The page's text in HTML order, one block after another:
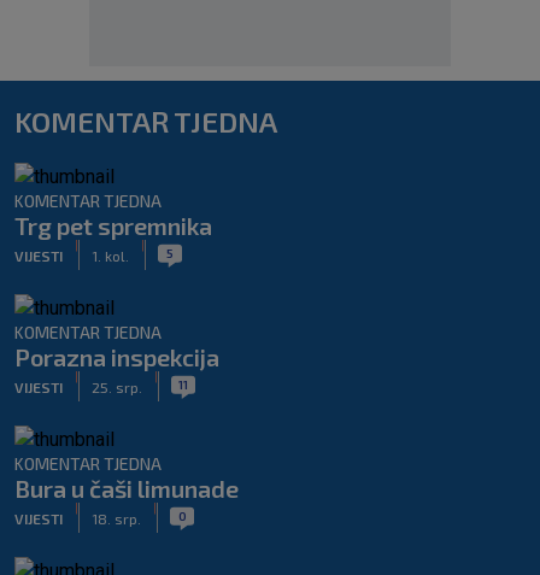
KOMENTAR TJEDNA
KOMENTAR TJEDNA
Trg pet spremnika
VIJESTI 1. kol. 5
KOMENTAR TJEDNA
Porazna inspekcija
VIJESTI 25. srp. 11
KOMENTAR TJEDNA
Bura u čaši limunade
VIJESTI 18. srp. 0